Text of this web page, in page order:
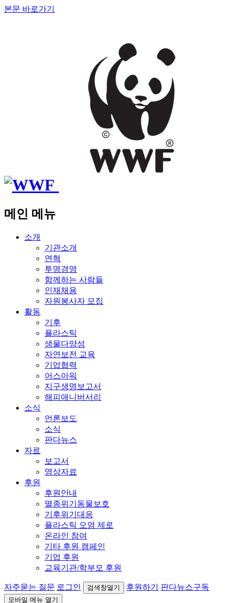
본문 바로가기
메인 메뉴
소개
기관소개
연혁
투명경영
함께하는 사람들
인재채용
자원봉사자 모집
활동
기후
플라스틱
생물다양성
자연보전 교육
기업협력
어스아워
지구생명보고서
해피애니버서리
소식
언론보도
소식
판다뉴스
자료
보고서
영상자료
후원
후원안내
멸종위기동물보호
기후위기대응
플라스틱 오염 제로
온라인 참여
기타 후원 캠페인
기업 후원
교육기관/학부모 후원
자주묻는 질문 로그인 검색창열기 후원하기 판다뉴스구독
모바일 메뉴 열기